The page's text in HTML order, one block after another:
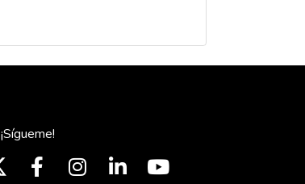
¡Sígueme!